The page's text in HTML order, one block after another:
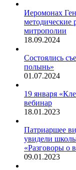
Иеромонах
методические
митрополии
18.09.2024
Состоялись
полынь»
01.07.2024
19 января
вебинар
18.01.2023
Патриаршее
увидели
«Разговоры о
09.01.2023